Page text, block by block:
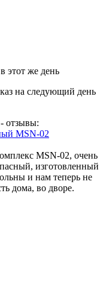
этот же день
на следующий день
отзывы:
MSN-02
MSN-02, очень
изготовленный
и нам теперь не
дома, во дворе.